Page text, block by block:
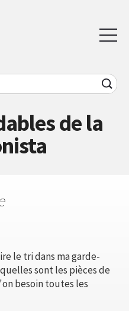
de la
le tri dans ma garde-
sont les pièces de
besoin toutes les